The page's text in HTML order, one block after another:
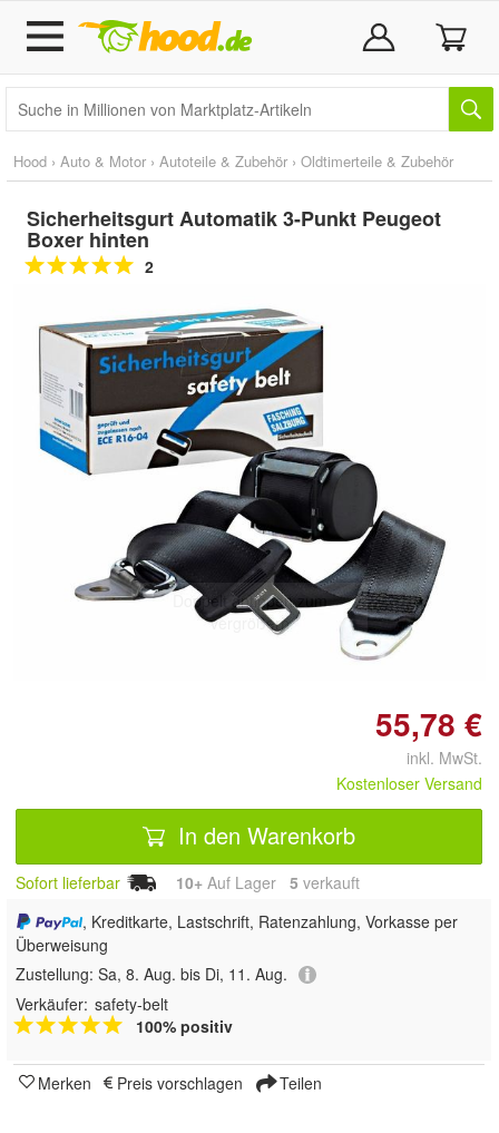
Hood › Auto & Motor › Autoteile & Zubehör › Oldtimerteile & Zubehör
Sicherheitsgurt Automatik 3-Punkt Peugeot
Boxer hinten
2
Doppelt antippen zum
vergrößern
55,78 €
inkl. MwSt.
Kostenloser Versand
In den Warenkorb
Sofort lieferbar 10+ Auf Lager 5 verkauft
, Kreditkarte, Lastschrift, Ratenzahlung, Vorkasse per
Überweisung
Zustellung: Sa, 8. Aug. bis Di, 11. Aug.
Verkäufer: safety-belt
100% positiv
Merken Preis vorschlagen Teilen